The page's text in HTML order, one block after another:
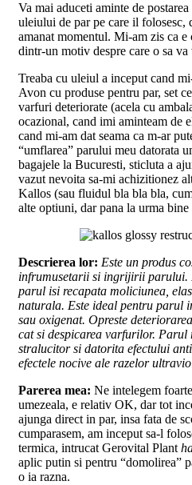
Va mai aduceti aminte de postarea
uleiului de par pe care il folosesc,
amanat momentul. Mi-am zis ca e
dintr-un motiv despre care o sa
Treaba cu uleiul a inceput cand
Avon cu produse pentru par, set
varfuri deteriorate (acela cu
ocazional, cand imi aminteam de
cand mi-am dat seama ca m-ar
“umflarea” parului meu datorata
bagajele la Bucuresti, sticluta a
vazut nevoita sa-mi achizitionez
Kallos (sau fluidul bla bla bla,
alte optiuni, dar pana la urma bine
Descrierea lor: Este un produs
infrumusetarii si ingrijirii parului.
parul isi recapata moliciunea,
naturala. Este ideal pentru parul
sau oxigenat. Opreste
cat si despicarea varfurilor. Parul
stralucitor si datorita efectului
efectele nocive ale razelor
Parerea mea: Ne intelegem
umezeala, e relativ OK, dar tot
ajunga direct in par, insa fata de
cumparasem, am inceput sa-l
termica, intrucat Gerovital Plant
aplic putin si pentru “domolirea”
o ia razna.